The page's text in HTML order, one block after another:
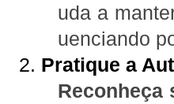
uda a
uenciando
2. Pratique a
Reconheça